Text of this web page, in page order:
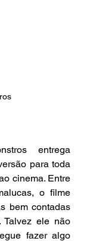
entrega
para toda
cinema. Entre
o filme
bem contadas
Talvez ele não
fazer algo